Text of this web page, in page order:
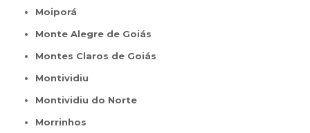
Moiporá
Monte Alegre de Goiás
Montes Claros de Goiás
Montividiu
Montividiu do Norte
Morrinhos